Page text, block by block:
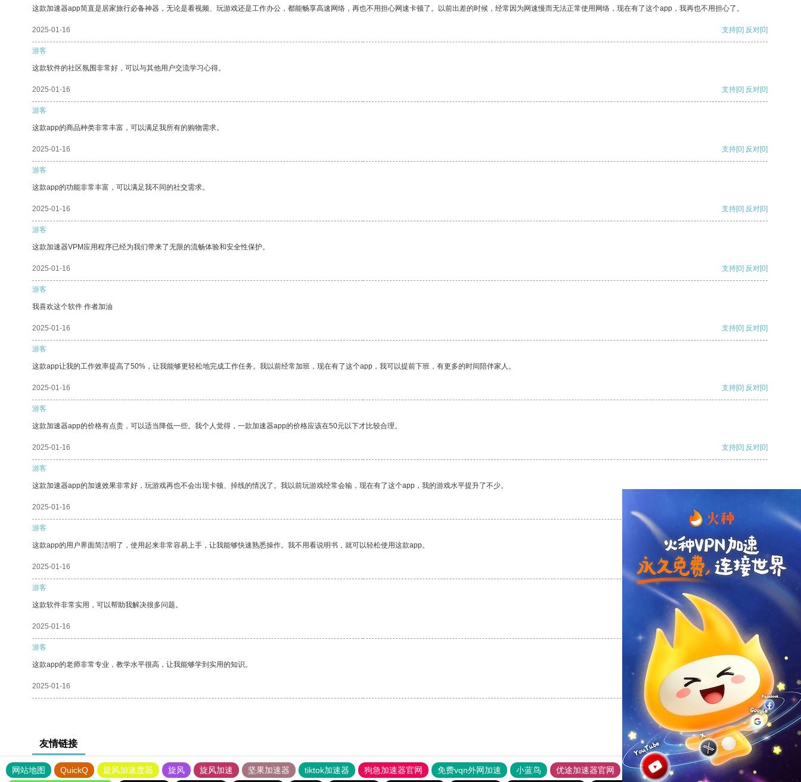
这款加速器app简直是居家旅行必备神器，无论是看视频、玩游戏还是工作办公，都能畅享高速网络，再也不用担心网速卡顿了。以前出差的时候，经常因为网速慢而无法正常使用网络，现在有了这个app，我再也不用担心了。
2025-01-16 支持[0] 反对[0]
游客
这款软件的社区氛围非常好，可以与其他用户交流学习心得。
2025-01-16 支持[0] 反对[0]
游客
这款app的商品种类非常丰富，可以满足我所有的购物需求。
2025-01-16 支持[0] 反对[0]
游客
这款app的功能非常丰富，可以满足我不同的社交需求。
2025-01-16 支持[0] 反对[0]
游客
这款加速器VPM应用程序已经为我们带来了无限的流畅体验和安全性保护。
2025-01-16 支持[0] 反对[0]
游客
我喜欢这个软件 作者加油
2025-01-16 支持[0] 反对[0]
游客
这款app让我的工作效率提高了50%，让我能够更轻松地完成工作任务。我以前经常加班，现在有了这个app，我可以提前下班，有更多的时间陪伴家人。
2025-01-16 支持[0] 反对[0]
游客
这款加速器app的价格有点贵，可以适当降低一些。我个人觉得，一款加速器app的价格应该在50元以下才比较合理。
2025-01-16 支持[0] 反对[0]
游客
这款加速器app的加速效果非常好，玩游戏再也不会出现卡顿、掉线的情况了。我以前玩游戏经常会输，现在有了这个app，我的游戏水平提升了不少。
2025-01-16
游客
这款app的用户界面简洁明了，使用起来非常容易上手，让我能够快速熟悉操作。我不用看说明书，就可以轻松使用这款app。
2025-01-16 支持 [0] 反对[0]
游客
这款软件非常实用，可以帮助我解决很多问题。
2025-01-16 支持[0] 反对
游客
这款app的老师非常专业，教学水平很高，让我能够学到实用的知识。
2025-01-16 支持[0] 反对[0]
友情链接
网站地图 QuickQ 旋风加速度器 旋风 旋风加速 坚果加速器 tiktok加速器 狗急加速器官网 免费vqn外网加速 小蓝鸟 优途加速器官网 风驰加速器 旋风加速器 八戒看书